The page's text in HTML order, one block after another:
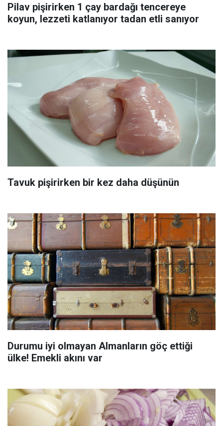
Pilav pişirirken 1 çay bardağı tencereye
koyun, lezzeti katlanıyor tadan etli sanıyor
Tavuk pişirirken bir kez daha düşünün
Durumu iyi olmayan Almanların göç ettiği
ülke! Emekli akını var